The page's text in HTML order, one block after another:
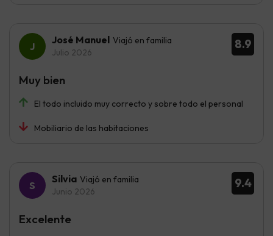
8.9
José Manuel Viajó en familia
Julio 2026
El todo incluido muy correcto y sobre todo el personal
Mobiliario de las habitaciones
Muy bien
9.4
Silvia Viajó en familia
Junio 2026
Excelente